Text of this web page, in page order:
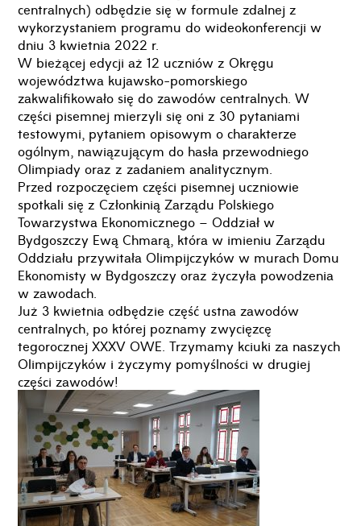
centralnych) odbędzie się w formule zdalnej z
wykorzystaniem programu do wideokonferencji w
dniu 3 kwietnia 2022 r.
W bieżącej edycji aż 12 uczniów z Okręgu
województwa kujawsko-pomorskiego
zakwalifikowało się do zawodów centralnych. W
części pisemnej mierzyli się oni z 30 pytaniami
testowymi, pytaniem opisowym o charakterze
ogólnym, nawiązującym do hasła przewodniego
Olimpiady oraz z zadaniem analitycznym.
Przed rozpoczęciem części pisemnej uczniowie
spotkali się z Członkinią Zarządu Polskiego
Towarzystwa Ekonomicznego – Oddział w
Bydgoszczy Ewą Chmarą, która w imieniu Zarządu
Oddziału przywitała Olimpijczyków w murach Domu
Ekonomisty w Bydgoszczy oraz życzyła powodzenia
w zawodach.
Już 3 kwietnia odbędzie część ustna zawodów
centralnych, po której poznamy zwycięzcę
tegorocznej XXXV OWE. Trzymamy kciuki za naszych
Olimpijczyków i życzymy pomyślności w drugiej
części zawodów!